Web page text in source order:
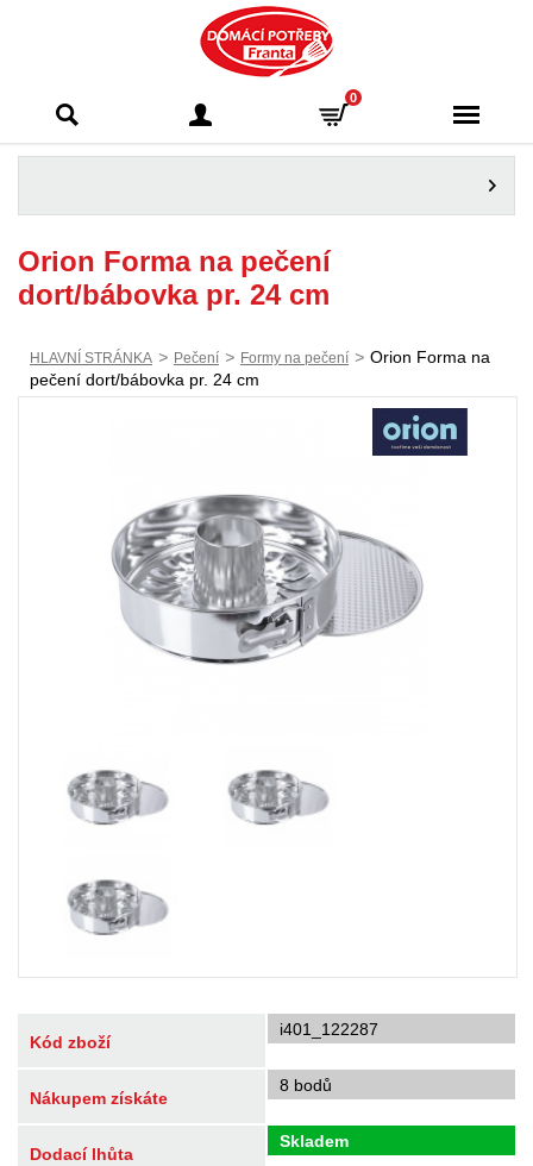
Franta - Příbram
0
Orion Forma na pečení
dort/bábovka pr. 24 cm
HLAVNÍ STRÁNKA > Pečení > Formy na pečení > Orion Forma na
pečení dort/bábovka pr. 24 cm
Kód zboží
i401_122287
Nákupem získáte
8 bodů
Dodací lhůta
Skladem